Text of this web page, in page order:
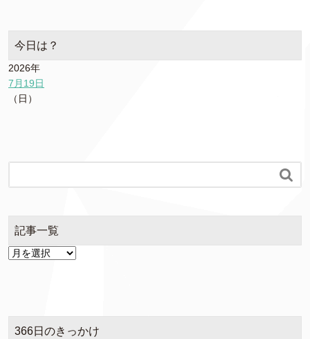
今日は？
2026年
7月19日
（日）

記事一覧
366日のきっかけ